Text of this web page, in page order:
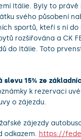
Itálie. Byly to
svého působení
sportů, kteří s ní
rozšiřována a CK
do Itálie. Toto
slevu 15% ze
k rezervaci
o zájezdu.
zájezdy
odkazem. https://